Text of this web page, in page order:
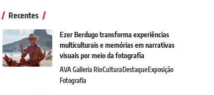
Recentes
Ezer Berdugo transforma experiências
multiculturais e memórias em narrativas
visuais por meio da fotografia
AVA Galleria RioCulturaDestaqueExposição
Fotografia